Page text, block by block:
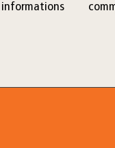
informations